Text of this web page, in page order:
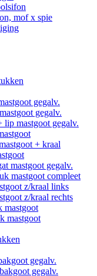
mof x spie
gegalv.
gegalv.
lip mastgoot gegalv.
+ kraal
mastgoot gegalv.
mastgoot compleet
z/kraal links
z/kraal rechts
mastgoot
mastgoot
gegalv.
gegalv.